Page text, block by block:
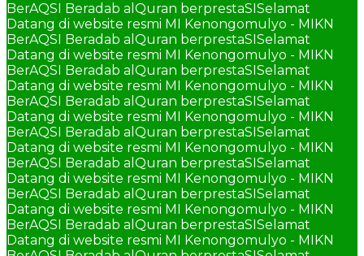
BerAQSI Beradab alQuran berprestaSISelamat
Datang di website resmi MI Kenongomulyo - MIKN
BerAQSI Beradab alQuran berprestaSISelamat
Datang di website resmi MI Kenongomulyo - MIKN
BerAQSI Beradab alQuran berprestaSISelamat
Datang di website resmi MI Kenongomulyo - MIKN
BerAQSI Beradab alQuran berprestaSISelamat
Datang di website resmi MI Kenongomulyo - MIKN
BerAQSI Beradab alQuran berprestaSISelamat
Datang di website resmi MI Kenongomulyo - MIKN
BerAQSI Beradab alQuran berprestaSISelamat
Datang di website resmi MI Kenongomulyo - MIKN
BerAQSI Beradab alQuran berprestaSISelamat
Datang di website resmi MI Kenongomulyo - MIKN
BerAQSI Beradab alQuran berprestaSISelamat
Datang di website resmi MI Kenongomulyo - MIKN